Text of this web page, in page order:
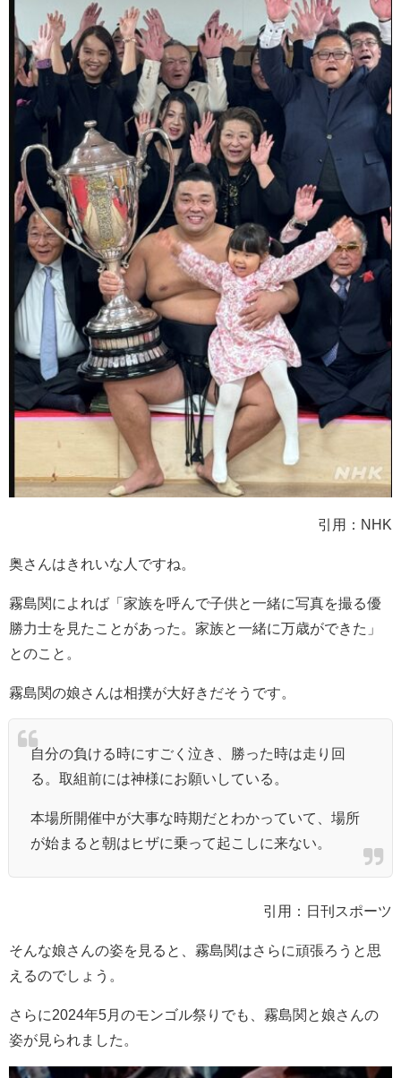
引用：NHK
奥さんはきれいな人ですね。
霧島関によれば「家族を呼んで子供と一緒に写真を撮る優
勝力士を見たことがあった。家族と一緒に万歳ができた」
とのこと。
霧島関の娘さんは相撲が大好きだそうです。
自分の負ける時にすごく泣き、勝った時は走り回
る。取組前には神様にお願いしている。
本場所開催中が大事な時期だとわかっていて、場所
が始まると朝はヒザに乗って起こしに来ない。
引用：日刊スポーツ
そんな娘さんの姿を見ると、霧島関はさらに頑張ろうと思
えるのでしょう。
さらに2024年5月のモンゴル祭りでも、霧島関と娘さんの
姿が見られました。